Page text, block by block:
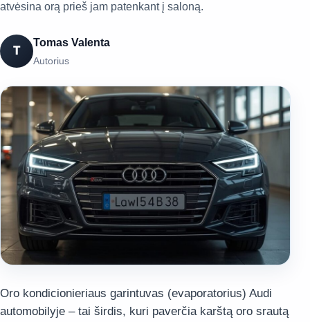
atvėsina orą prieš jam patenkant į saloną.
T
Tomas Valenta
Autorius
Oro kondicionieriaus garintuvas (evaporatorius) Audi
automobilyje – tai širdis, kuri paverčia karštą oro srautą